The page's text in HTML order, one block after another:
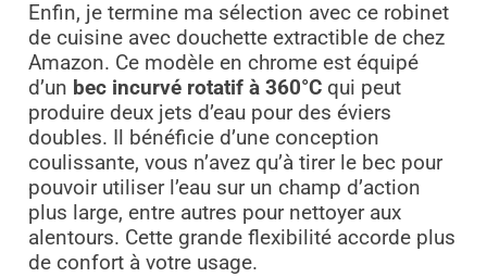
Enfin, je termine ma sélection avec ce robinet
de cuisine avec douchette extractible de chez
Amazon. Ce modèle en chrome est équipé
d’un bec incurvé rotatif à 360°Cqui peut
produire deux jets d’eau pour des éviers
doubles. Il bénéficie d’une conception
coulissante, vous n’avez qu’à tirer le bec pour
pouvoir utiliser l’eau sur un champ d’action
plus large, entre autres pour nettoyer aux
alentours. Cette grande flexibilité accorde plus
de confort à votre usage.